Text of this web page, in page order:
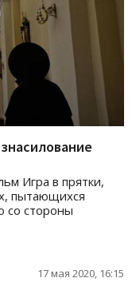
Игра в прятки,
пытающихся
со стороны
17 мая 2020, 16:15